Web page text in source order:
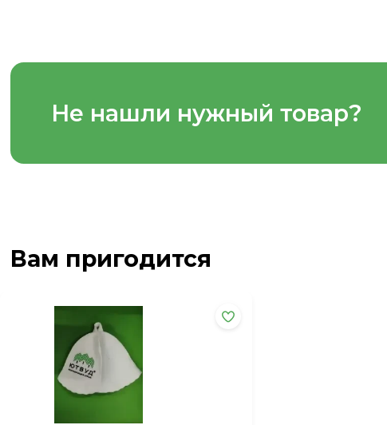
Не нашли нужный товар?
Вам пригодится